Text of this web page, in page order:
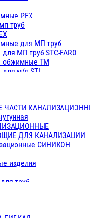
ПП белые
ПП белые
ППс металл.белые
RT
водопровод белые
водопровод серые
с металл. серые
ПП (серые)
ПП белые
ПП (белые)
ПП с металлом белые
PEX
труб
для МП труб
для МП труб STC-FARO
обжимные ТМ
для м/п STI
МП труб TITAN
ЧАСТИ
ДЛЯ КАНАЛИЗАЦИИ
СИНИКОН
изделия
труб